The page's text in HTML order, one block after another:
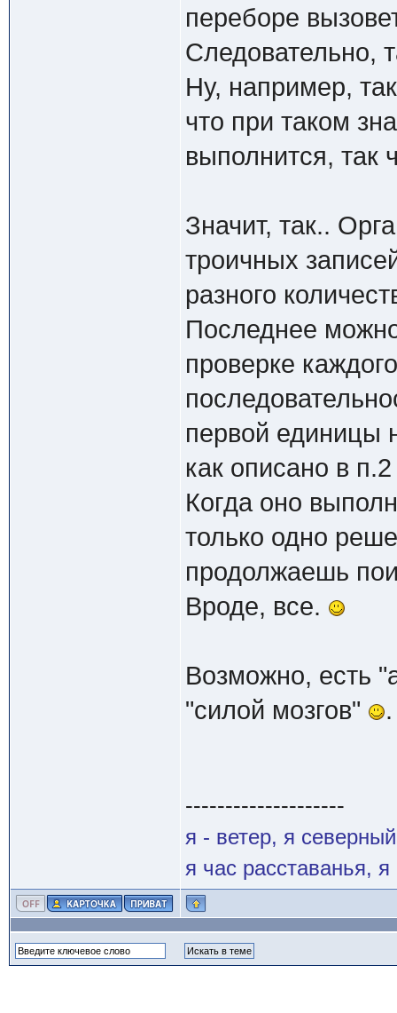
переборе
Следовательно,
Ну, например,
что при таком
выполнится, так
Значит, так..
троичных
разного
Последнее
проверке
первой
как описано в
Когда оно
только одно
продолжаешь
Вроде, все.
Возможно, есть
"силой мозгов"
--------------------
я - ветер, я
я час расставанья,